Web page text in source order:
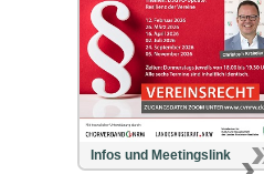
Infos und Meetingslink